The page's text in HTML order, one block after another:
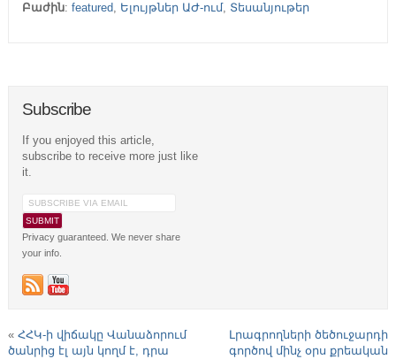
Բաժին: featured, Ելույթներ ԱԺ-ում, Տեսանյութեր
Subscribe
If you enjoyed this article,
subscribe to receive more just like
it.
Privacy guaranteed. We never share
your info.
« ՀՀԿ-ի վիճակը Վանաձորում
ծանրից էլ այն կողմ է, դրա
Լրագրողների ծեծուջարդի
գործով մինչ օրս քրեական